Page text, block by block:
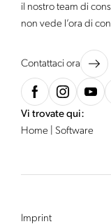
il nostro team di
non vede l’ora di
Contattaci ora
Vi trovate qui:
Home
Software
Imprint